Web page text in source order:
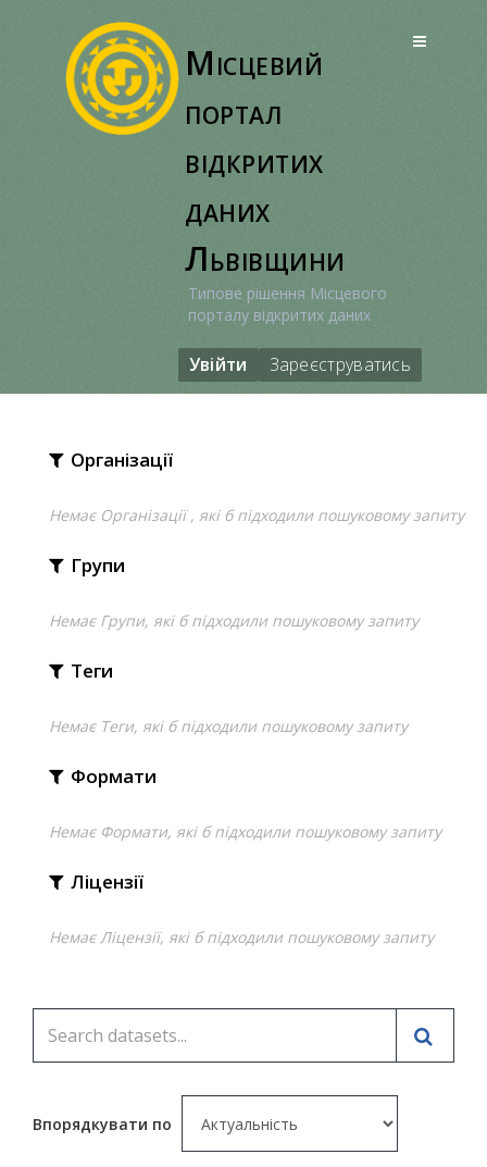
Місцевий
портал
відкритих
даних
Львівщини
Типове рішення Місцевого
порталу відкритих даних
Увійти Зареєструватись
Організації
Немає Організації , які б підходили пошуковому запиту
Групи
Немає Групи, які б підходили пошуковому запиту
Теги
Немає Теги, які б підходили пошуковому запиту
Формати
Немає Формати, які б підходили пошуковому запиту
Ліцензії
Немає Ліцензії, які б підходили пошуковому запиту
Впорядкувати по